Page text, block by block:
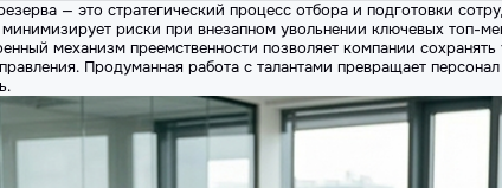
— это стратегический процесс отбора и подготовки
риски при внезапном увольнении ключевых топ-
механизм преемственности позволяет компании сохранять
Продуманная работа с талантами превращает